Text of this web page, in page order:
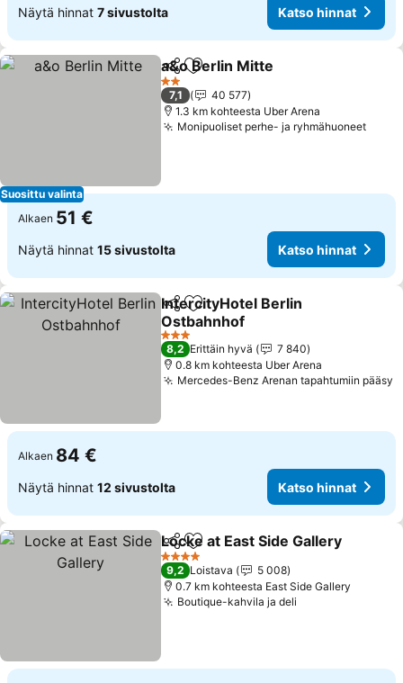
Näytä hinnat 7 sivustolta Katso hinnat
Suosittu valinta
Jaa Lisää suosikkeihin
a&o Berlin Mitte
2 Tähtiluokitus
7,1
40 577
1.3 km kohteesta Uber Arena
Monipuoliset perhe- ja ryhmähuoneet
Alkaen 51 €
Näytä hinnat 15 sivustolta Katso hinnat
Jaa Lisää suosikkeihin
IntercityHotel Berlin
Ostbahnhof
Katso hinnat
3 Tähtiluokitus
8,2 Erittäin hyvä
7 840
0.8 km kohteesta Uber Arena
Mercedes-Benz Arenan tapahtumiin pääsy
Alkaen 84 €
Näytä hinnat 12 sivustolta Katso hinnat
Jaa Lisää suosikkeihin
Locke at East Side Gallery
4 Tähtiluokitus
9,2 Loistava
5 008
0.7 km kohteesta East Side Gallery
Boutique-kahvila ja deli